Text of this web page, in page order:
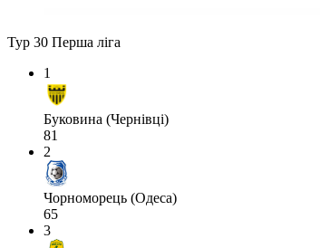
Тур 30 Перша ліга
1
Буковина (Чернівці)
81
2
Чорноморець (Одеса)
65
3